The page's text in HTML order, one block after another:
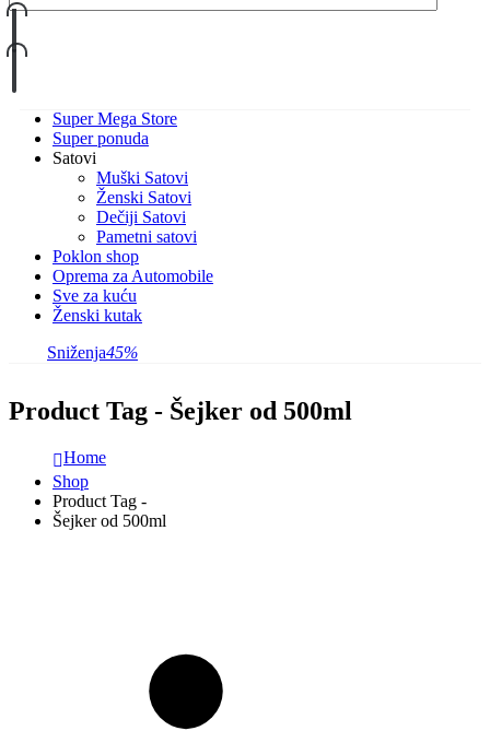
Super Mega Store
Super ponuda
Satovi
Muški Satovi
Ženski Satovi
Dečiji Satovi
Pametni satovi
Poklon shop
Oprema za Automobile
Sve za kuću
Ženski kutak
Sniženja45%
Product Tag - Šejker od 500ml
Home
Shop
Product Tag -
Šejker od 500ml